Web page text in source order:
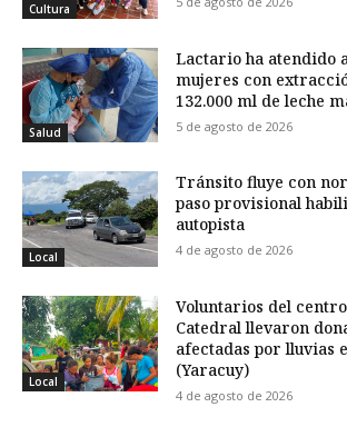
Cultura
Salud
Lactario ha atendido
mujeres con
132.000 ml de leche
5 de agosto de 2026
Local
Tránsito fluye con
paso provisional
autopista
4 de agosto de 2026
Local
Voluntarios del
Catedral llevaron
afectadas por lluvias
(Yaracuy)
4 de agosto de 2026